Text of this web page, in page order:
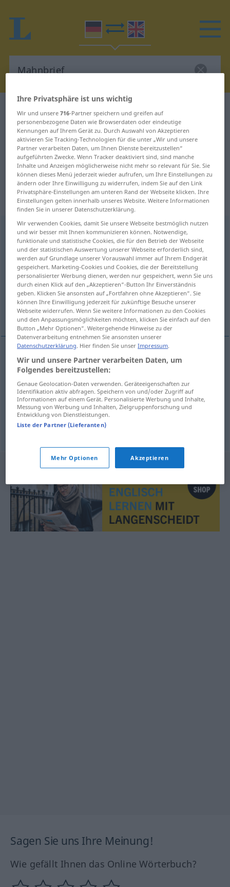
Deutsch-Englisch Wörterbuch Mahnbrief
Deutsch-Englisch Übersetzung für
"Mahnbrief"
"Mahnbrief" Englisch Übersetzung
„Mahnbrief“: Maskulinum
Mahnbriefm
Übersicht aller Übersetzungen
(Für mehr Details die Übersetzung anklicken/antippen)
reminder, payment demand
monitory letter
reminder Mahnbrief WIRTSCH Mahnung
paymentdemand Mahnbrief WIRTSCH Mahnung
monitory(letter) Mahnbrief
Sagen Sie uns Ihre Meinung!
Wie gefällt Ihnen das Online Wörterbuch?
Ihre Privatsphäre ist uns wichtig
Wir und unsere716-Partner speichern und greifen auf
personenbezogene Daten wie Browserdaten oder eindeutige
Kennungen auf Ihrem Gerät zu. Durch Auswahl von Akzeptieren
aktivieren Sie Tracking-Technologien für die unter „Wir und unsere
Partner verarbeiten Daten, um Ihnen Dienste bereitzustellen“
aufgeführten Zwecke. Wenn Tracker deaktiviert sind, sind manche
Inhalte und Anzeigen möglicherweise nicht mehr so relevant für Sie. Sie
können dieses Menü jederzeit wieder aufrufen, um Ihre Einstellungen zu
ändern oder Ihre Einwilligung zu widerrufen, indem Sie auf den Link
Privatsphäre-Einstellungen am unteren Rand der Webseite klicken. Ihre
Einstellungen gelten innerhalb unseres Website. Weitere Informationen
finden Sie in unserer Datenschutzerklärung.
Wir verwenden Cookies, damit Sie unsere Webseite bestmöglich nutzen
und wir besser mit Ihnen kommunizieren können. Notwendige,
funktionale und statistische Cookies, die für den Betrieb der Webseite
und der statistischen Auswertung unserer Webseite erforderlich sind,
werden auf Grundlage unserer Vorauswahl immer auf Ihrem Endgerät
gespeichert. Marketing-Cookies und Cookies, die der Bereitstellung
personalisierter Werbung dienen, werden nur gespeichert, wenn Sie uns
durch einen Klick auf den „Akzeptieren“-Button Ihr Einverständnis
geben. Klicken Sie ansonsten auf „Fortfahren ohne Akzeptieren“. Sie
können Ihre Einwilligung jederzeit für zukünftige Besuche unserer
Webseite widerrufen. Wenn Sie weitere Informationen zu den Cookies
und den Anpassungsmöglichkeiten möchten, klicken Sie einfach auf den
Button „Mehr Optionen“. Weitergehende Hinweise zu der
Datenverarbeitung entnehmen Sie ansonsten unserer
Datenschutzerklärung. Hier finden Sie unserImpressum.
Wir und unsere Partner verarbeiten Daten, um
Folgendes bereitzustellen:
Genaue Geolocation-Daten verwenden. Geräteeigenschaften zur
Identifikation aktiv abfragen. Speichern von und/oder Zugriff auf
Informationen auf einem Gerät. Personalisierte Werbung und Inhalte,
Messung von Werbung und Inhalten, Zielgruppenforschung und
Entwicklung von Dienstleistungen.
Liste der Partner (Lieferanten)
Mehr Optionen Akzeptieren